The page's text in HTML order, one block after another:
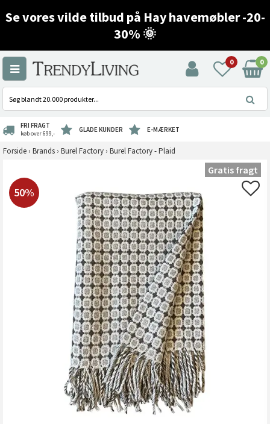
Se vores vilde tilbud på Hay havemøbler -20-
30% 🌞
0 0
FRI FRAGT
køb over 699,- GLADE KUNDER E-MÆRKET
Forside › Brands › Burel Factory › Burel Factory - Plaid
50%
Gratis fragt